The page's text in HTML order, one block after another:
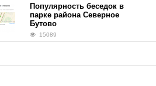
Популярность беседок в
парке района Северное
Бутово